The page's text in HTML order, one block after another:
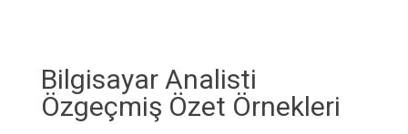
Bilgisayar Analisti
Özgeçmiş Özet Örnekleri